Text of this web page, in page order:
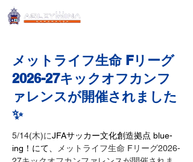
メットライフ生命 Fリーグ
2026-27キックオフカンフ
ァレンスが開催されました
✨
5/14(木)にJFAサッカー文化創造拠点 blue-
ing！にて、
メットライフ生命 Fリーグ2026-